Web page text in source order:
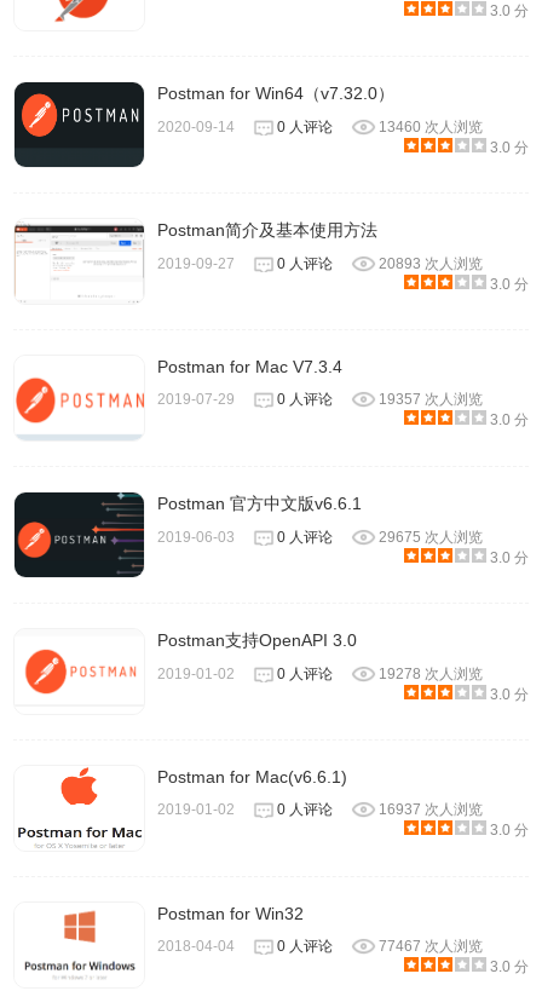
3.0 分
Postman for Win64（v7.32.0）
2020-09-14 0 人评论
13460 次人浏览
3.0 分
Postman简介及基本使用方法
2019-09-27 0 人评论
20893 次人浏览
3.0 分
Postman for Mac V7.3.4
2019-07-29 0 人评论
19357 次人浏览
3.0 分
Postman 官方中文版v6.6.1
2019-06-03 0 人评论
29675 次人浏览
3.0 分
Postman支持OpenAPI 3.0
2019-01-02 0 人评论
19278 次人浏览
3.0 分
Postman for Mac(v6.6.1)
2019-01-02 0 人评论
16937 次人浏览
3.0 分
Postman for Win32
2018-04-04 0 人评论
77467 次人浏览
3.0 分